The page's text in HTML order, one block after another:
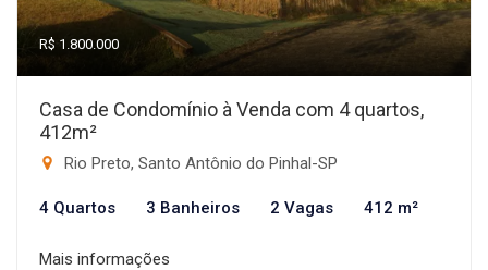
R$ 1.800.000
Casa de Condomínio à Venda com 4 quartos,
412m²
Rio Preto, Santo Antônio do Pinhal-SP
4 Quartos 3 Banheiros 2 Vagas 412 m²
Mais informações